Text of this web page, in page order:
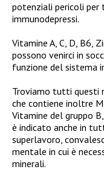
potenziali pericoli per
immunodepressi.
Vitamine A, C, D, B6,
possono venirci in
funzione del sistema
Troviamo tutti questi
che contiene inoltre
Vitamine del gruppo
è indicato anche in
superlavoro,
mentale in cui è
minerali.